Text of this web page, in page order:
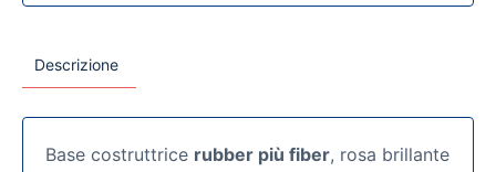
Descrizione
Base costruttrice rubber più fiber, rosa brillante